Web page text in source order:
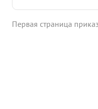
командным
Первая страница